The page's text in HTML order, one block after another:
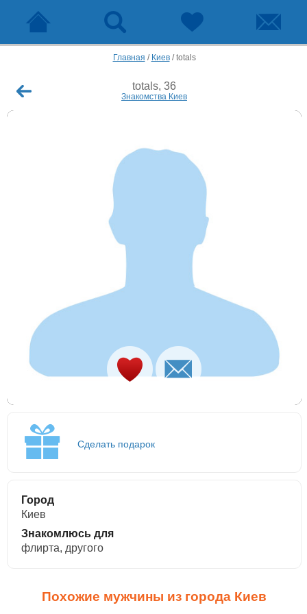
Главная / Киев/totals
totals, 36
Знакомства Киев
Сделать подарок
Город
Киев
Знакомлюсь для
флирта, другого
Похожие мужчины из города Киев